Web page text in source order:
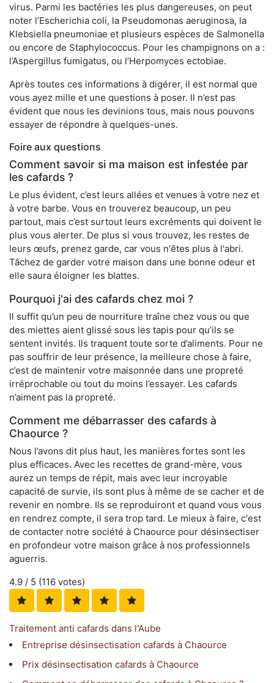
virus. Parmi les bactéries les plus dangereuses, on peut
noter l’Escherichia coli, la Pseudomonas aeruginosa, la
Klebsiella pneumoniae et plusieurs espèces de Salmonella
ou encore de Staphylococcus. Pour les champignons on a :
l’Aspergillus fumigatus, ou l’Herpomyces ectobiae.
Après toutes ces informations à digérer, il est normal que
vous ayez mille et une questions à poser. Il n’est pas
évident que nous les devinions tous, mais nous pouvons
essayer de répondre à quelques-unes.
Foire aux questions
Comment savoir si ma maison est infestée par
les cafards ?
Le plus évident, c’est leurs allées et venues à votre nez et
à votre barbe. Vous en trouverez beaucoup, un peu
partout, mais c’est surtout leurs excréments qui doivent le
plus vous alerter. De plus si vous trouvez, les restes de
leurs œufs, prenez garde, car vous n'êtes plus à l'abri.
Tâchez de garder votre maison dans une bonne odeur et
elle saura éloigner les blattes.
Pourquoi j'ai des cafards chez moi ?
Il suffit qu’un peu de nourriture traîne chez vous ou que
des miettes aient glissé sous les tapis pour qu’ils se
sentent invités. Ils traquent toute sorte d’aliments. Pour ne
pas souffrir de leur présence, la meilleure chose à faire,
c’est de maintenir votre maisonnée dans une propreté
irréprochable ou tout du moins l’essayer. Les cafards
n’aiment pas la propreté.
Comment me débarrasser des cafards à
Chaource ?
Nous l’avons dit plus haut, les manières fortes sont les
plus efficaces. Avec les recettes de grand-mère, vous
aurez un temps de répit, mais avec leur incroyable
capacité de survie, ils sont plus à même de se cacher et de
revenir en nombre. Ils se reproduiront et quand vous vous
en rendrez compte, il sera trop tard. Le mieux à faire, c'est
de contacter notre société à Chaource pour désinsectiser
en profondeur votre maison grâce à nos professionnels
aguerris.
4.9 / 5 (116 votes)
Traitement anti cafards dans l'Aube
Entreprise désinsectisation cafards à Chaource
Prix désinsectisation cafards à Chaource